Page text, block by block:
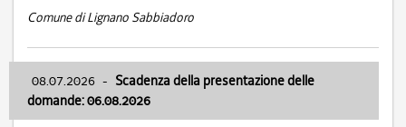
Comune di Lignano Sabbiadoro
08.07.2026 - Scadenza della presentazione delle
domande: 06.08.2026